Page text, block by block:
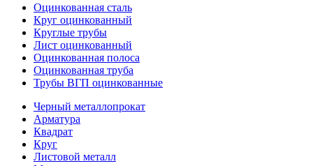
Оцинкованная сталь
Круг оцинкованный
Круглые трубы
Лист оцинкованный
Оцинкованная полоса
Оцинкованная труба
Трубы ВГП оцинкованные
Черный металлопрокат
Арматура
Квадрат
Круг
Листовой металл